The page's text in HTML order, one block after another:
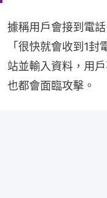
據稱用戶會接到電
「很快就會收到1
站並輸入資料，用
也都會面臨攻擊。